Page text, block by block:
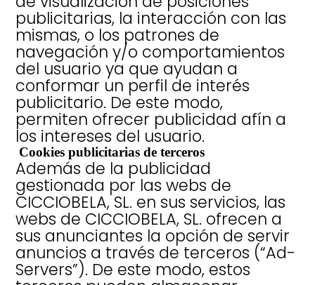
publicitarias, la interacción con las
mismas, o los patrones de
navegación y/o comportamientos
del usuario ya que ayudan a
conformar un perfil de interés
publicitario. De este modo,
permiten ofrecer publicidad afín a
los intereses del usuario.
Cookies publicitarias de terceros
Además de la publicidad
gestionada por las webs de
CICCIOBELA, SL. en sus servicios, las
webs de CICCIOBELA, SL. ofrecen a
sus anunciantes la opción de servir
anuncios a través de terceros (“Ad-
Servers”). De este modo, estos